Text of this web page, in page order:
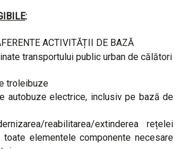
:
ACTIVITĂȚII DE BAZĂ
transportului public urban de călători
troleibuze
autobuze electrice, inclusiv pe bază de
reabilitarea/extinderea rețelei
elementele componente necesare